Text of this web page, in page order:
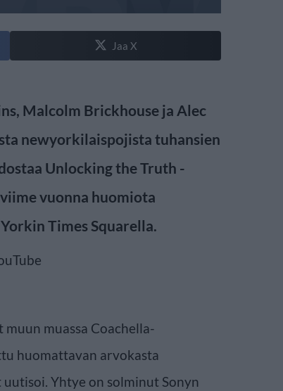
Jaa X
Malcolm Brickhouse ja Alec
newyorkilaispojista tuhansien
Unlocking the Truth -
vuonna huomiota
Times Squarella.
muassa Coachella-
huomattavan arvokasta
Yhtye on solminut Sonyn